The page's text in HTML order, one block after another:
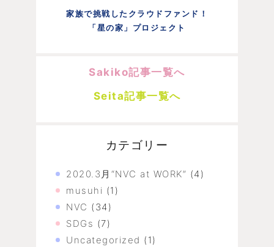
家族で挑戦したクラウドファンド！
「星の家」プロジェクト
Sakiko記事一覧へ
Seita記事一覧へ
カテゴリー
2020.3月“NVC at WORK” (4)
musuhi (1)
NVC (34)
SDGs (7)
Uncategorized (1)